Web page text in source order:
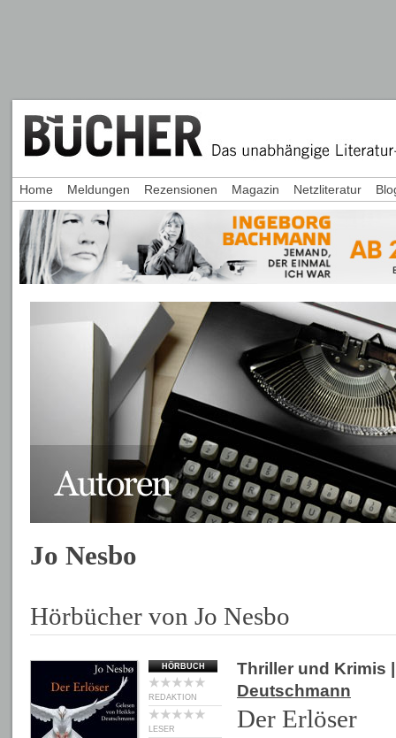
Jo Nesbo
Hörbücher von Jo Nesbo
HÖRBUCH
REDAKTION
LESER
Thriller und Krimis
Deutschmann
Der Erlöser
Home Meldungen Rezensionen Magazin Netzliteratur